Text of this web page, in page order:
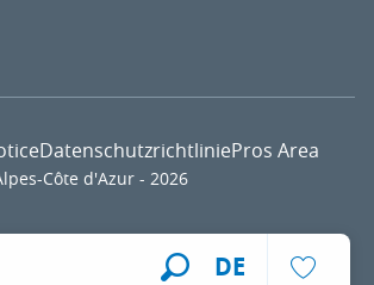
DE
Côte d'Azur - 2026
DatenschutzrichtliniePros Area